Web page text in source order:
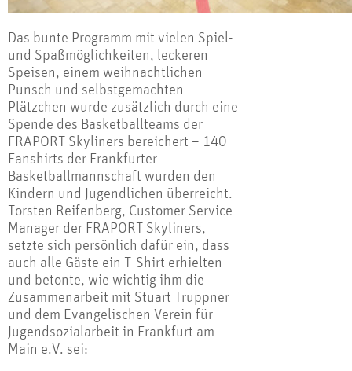
Das bunte Programm mit vielen Spiel-
und Spaßmöglichkeiten, leckeren
Speisen, einem weihnachtlichen
Punsch und selbstgemachten
Plätzchen wurde zusätzlich durch eine
Spende des Basketballteams der
FRAPORT Skyliners bereichert – 140
Fanshirts der Frankfurter
Basketballmannschaft wurden den
Kindern und Jugendlichen überreicht.
Torsten Reifenberg, Customer Service
Manager der FRAPORT Skyliners,
setzte sich persönlich dafür ein, dass
auch alle Gäste ein T-Shirt erhielten
und betonte, wie wichtig ihm die
Zusammenarbeit mit Stuart Truppner
und dem Evangelischen Verein für
Jugendsozialarbeit in Frankfurt am
Main e.V. sei: